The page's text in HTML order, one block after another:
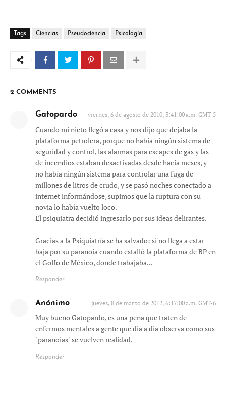
Tags Ciencias Pseudociencia Psicología
2 COMMENTS
Gatopardo viernes, 6 de agosto de 2010, 3:41:00 a.m. GMT-5
Cuando mi nieto llegó a casa y nos dijo que dejaba la
plataforma petrolera, porque no había ningún sistema de
seguridad y control, las alarmas para escapes de gas y las
de incendios estaban desactivadas desde hacía meses, y
no había ningún sistema para controlar una fuga de
millones de litros de crudo, y se pasó noches conectado a
internet informándose, supimos que la ruptura con su
novia lo había vuelto loco.
El psiquiatra decidió ingresarlo por sus ideas delirantes.
Gracias a la Psiquiatría se ha salvado: si no llega a estar
baja por su paranoia cuando estalló la plataforma de BP en
el Golfo de México, donde trabajaba...
Responder
Anónimo jueves, 8 de marzo de 2012, 6:17:00 a.m. GMT-6
Muy bueno Gatopardo, es una pena que traten de
enfermos mentales a gente que dia a dia observa como sus
"paranoias" se vuelven realidad.
Responder